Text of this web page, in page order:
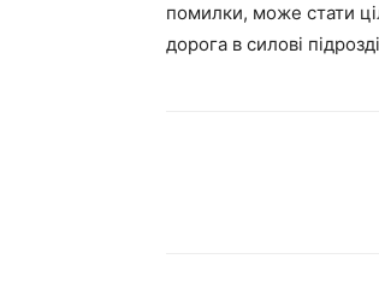
помилки, може стати
дорога в силові